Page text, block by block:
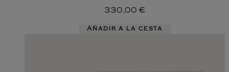
330,00 €
Añadir a la cesta